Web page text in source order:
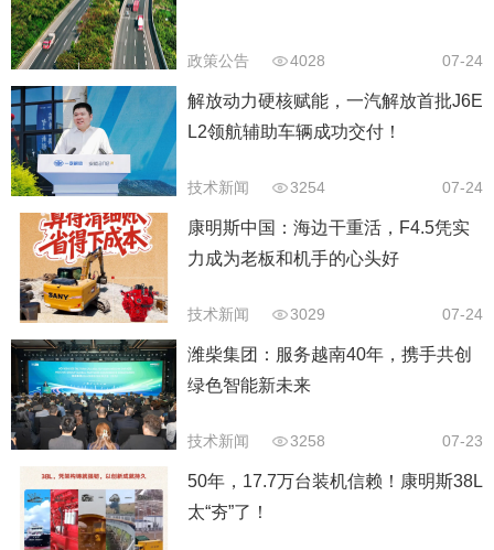
政策公告 4028 07-24
解放动力硬核赋能，一汽解放首批J6E
L2领航辅助车辆成功交付！
技术新闻 3254 07-24
康明斯中国：海边干重活，F4.5凭实
力成为老板和机手的心头好
技术新闻 3029 07-24
潍柴集团：服务越南40年，携手共创
绿色智能新未来
技术新闻 3258 07-23
50年，17.7万台装机信赖！康明斯38L
太“夯”了！